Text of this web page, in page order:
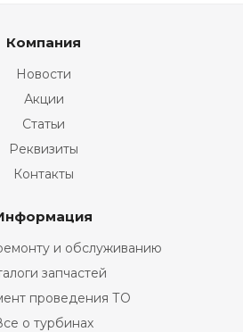
Компания
Новости
Акции
Статьи
Реквизиты
Контакты
и обслуживанию
запчастей
проведения ТО
о турбинах